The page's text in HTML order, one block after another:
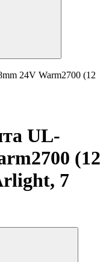
24V Warm2700 (12
UL-
(12
7